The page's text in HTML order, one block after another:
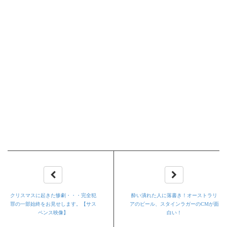
クリスマスに起きた惨劇・・・完全犯
罪の一部始終をお見せします。【サス
ペンス映像】
酔い潰れた人に落書き！オーストラリ
アのビール、スタインラガーのCMが面
白い！